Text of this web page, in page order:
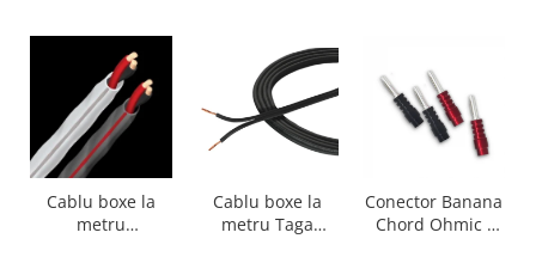
Cablu boxe la
metru
Cablu boxe la
metru Taga
Conector Banana
Chord Ohmic -